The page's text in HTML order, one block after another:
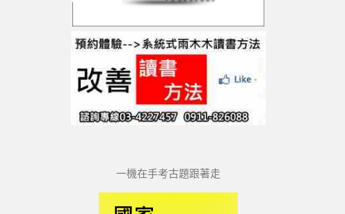
一機在手考古題跟著走